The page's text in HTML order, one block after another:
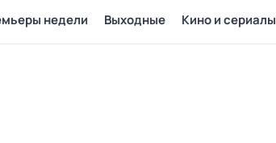
недели Выходные Кино и сериалы